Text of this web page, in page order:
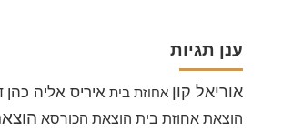
ענן תגיות
אוריאל קון אחוזת בית איריס אליה כהן
הוצאת אחוזת בית הוצאת הכורסא